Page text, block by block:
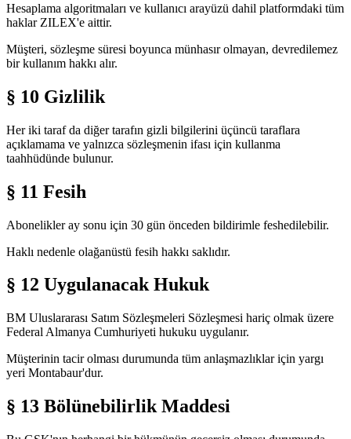
Hesaplama algoritmaları ve kullanıcı arayüzü dahil platformdaki tüm
haklar ZILEX'e aittir.
Müşteri, sözleşme süresi boyunca münhasır olmayan, devredilemez
bir kullanım hakkı alır.
§ 10 Gizlilik
Her iki taraf da diğer tarafın gizli bilgilerini üçüncü taraflara
açıklamama ve yalnızca sözleşmenin ifası için kullanma
taahhüdünde bulunur.
§ 11 Fesih
Abonelikler ay sonu için 30 gün önceden bildirimle feshedilebilir.
Haklı nedenle olağanüstü fesih hakkı saklıdır.
§ 12 Uygulanacak Hukuk
BM Uluslararası Satım Sözleşmeleri Sözleşmesi hariç olmak üzere
Federal Almanya Cumhuriyeti hukuku uygulanır.
Müşterinin tacir olması durumunda tüm anlaşmazlıklar için yargı
yeri Montabaur'dur.
§ 13 Bölünebilirlik Maddesi